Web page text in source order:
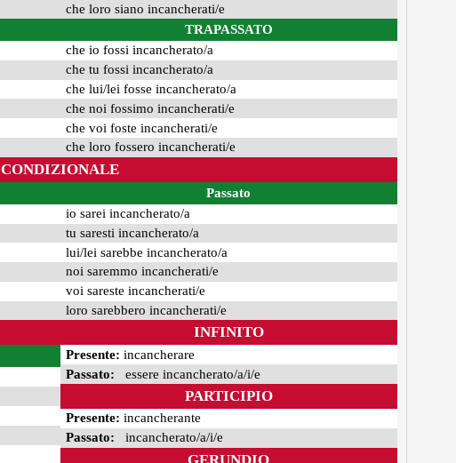
che loro siano incancherati/e
TRAPASSATO
che io fossi incancherato/a
che tu fossi incancherato/a
che lui/lei fosse incancherato/a
che noi fossimo incancherati/e
che voi foste incancherati/e
che loro fossero incancherati/e
CONDIZIONALE
Passato
io sarei incancherato/a
tu saresti incancherato/a
lui/lei sarebbe incancherato/a
noi saremmo incancherati/e
voi sareste incancherati/e
loro sarebbero incancherati/e
INFINITO
Presente: incancherare
Passato: essere incancherato/a/i/e
PARTICIPIO
Presente: incancherante
Passato: incancherato/a/i/e
GERUNDIO